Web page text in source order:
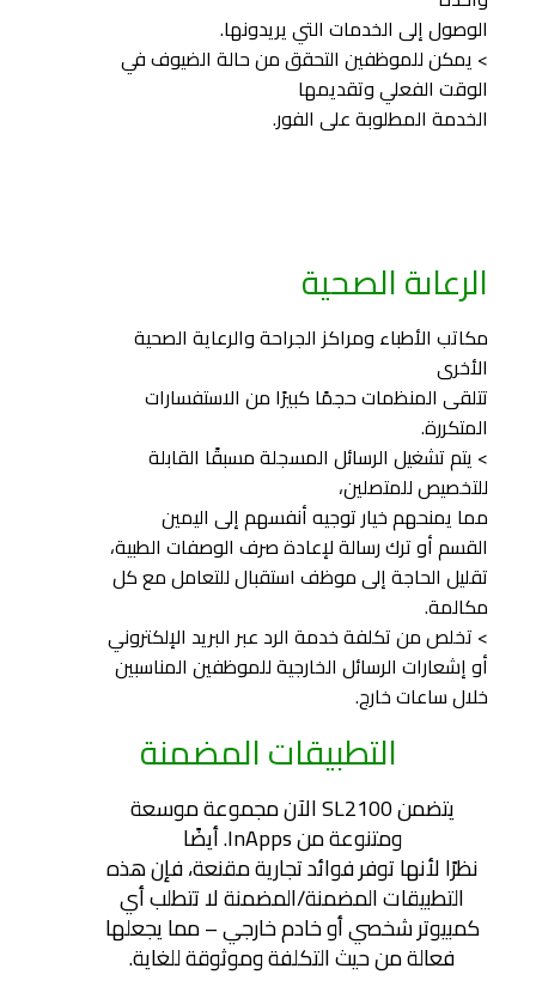
الوصول إلى الخدمات التي يريدونها.
> يمكن للموظفين التحقق من حالة الضيوف في
الوقت الفعلي وتقديمها
الخدمة المطلوبة على الفور.
الرعاىة الصحية
مكاتب الأطباء ومراكز الجراحة والرعاية الصحية
الأخرى
تتلقى المنظمات حجمًا كبيرًا من الاستفسارات
المتكررة.
> يتم تشغيل الرسائل المسجلة مسبقًا القابلة
للتخصيص للمتصلين،
مما يمنحهم خيار توجيه أنفسهم إلى اليمين
القسم أو ترك رسالة لإعادة صرف الوصفات الطبية،
تقليل الحاجة إلى موظف استقبال للتعامل مع كل
مكالمة.
> تخلص من تكلفة خدمة الرد عبر البريد الإلكتروني
أو إشعارات الرسائل الخارجية للموظفين المناسبين
خلال ساعات خارج.
التطبيقات المضمنة
يتضمن SL2100 الآن مجموعة موسعة
ومتنوعة من InApps. أيضًا
نظرًا لأنها توفر فوائد تجارية مقنعة، فإن هذه
التطبيقات المضمنة/المضمنة لا تتطلب أي
كمبيوتر شخصي أو خادم خارجي – مما يجعلها
فعالة من حيث التكلفة وموثوقة للغاية.